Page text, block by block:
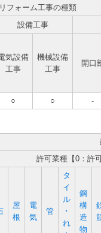
フォーム工事の種類
設備工事
気設備
工事
機械設備
工事
開口
○ ○ -
許可業種【0：許
屋
根
電
気
管
タ
イ
ル
･
れ
鋼
構
造
物